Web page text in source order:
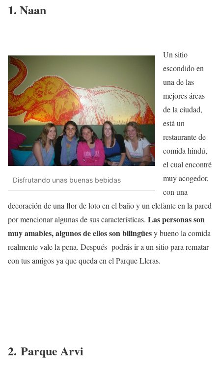
1. Naan
Disfrutando unas buenas bebidas
Un sitio
escondido en
una de las
mejores áreas
de la ciudad,
está un
restaurante de
comida hindú,
el cual encontré
muy acogedor,
con una
decoración de una flor de loto en el baño y un elefante en la pared
por mencionar algunas de sus características. Las personas son
muy amables, algunos de ellos son bilingüesy bueno la comida
realmente vale la pena. Después podrás ir a un sitio para rematar
con tus amigos ya que queda en el Parque Lleras.
2. Parque Arvi